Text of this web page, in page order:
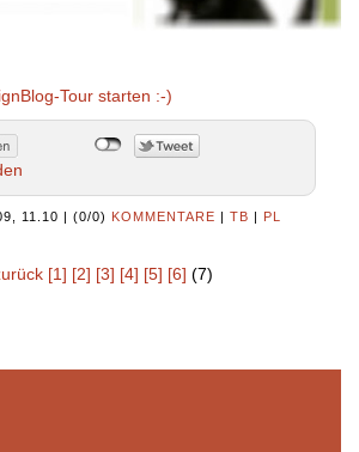
Tour starten :-)
11.10 | (0/0) KOMMENTARE | TB | PL
[1] [2] [3] [4] [5] [6] (7)